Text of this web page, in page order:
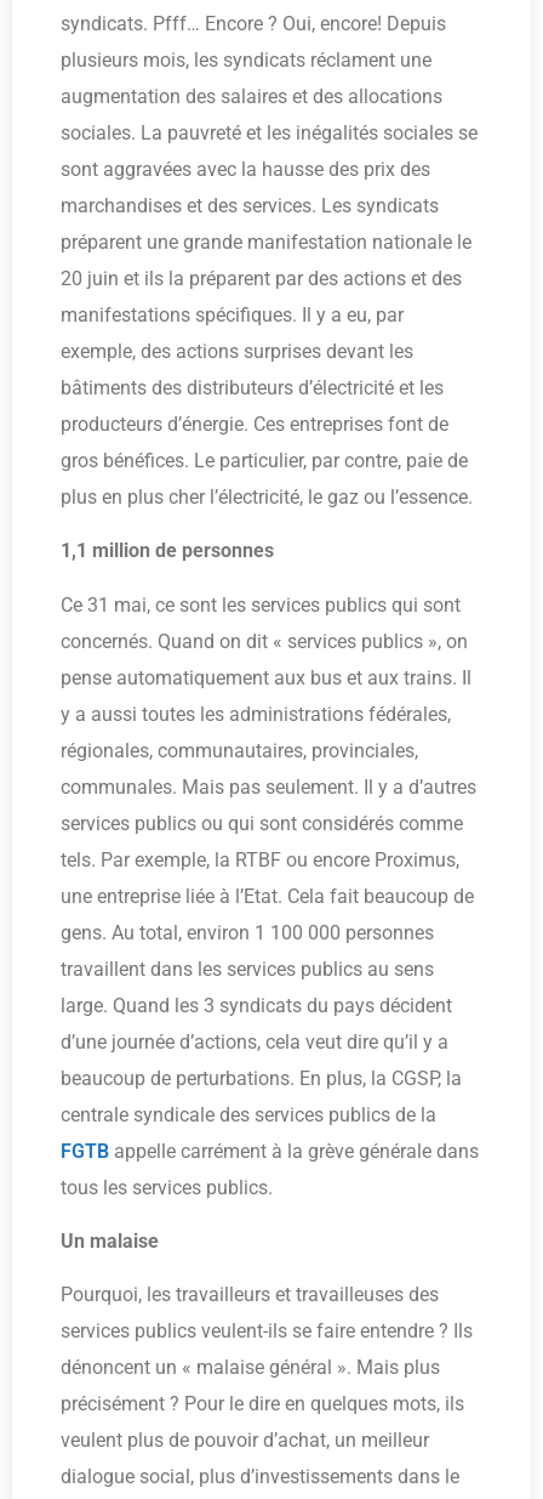
syndicats. Pfff… Encore ? Oui, encore! Depuis
plusieurs mois, les syndicats réclament une
augmentation des salaires et des allocations
sociales. La pauvreté et les inégalités sociales se
sont aggravées avec la hausse des prix des
marchandises et des services. Les syndicats
préparent une grande manifestation nationale le
20 juin et ils la préparent par des actions et des
manifestations spécifiques. Il y a eu, par
exemple, des actions surprises devant les
bâtiments des distributeurs d’électricité et les
producteurs d’énergie. Ces entreprises font de
gros bénéfices. Le particulier, par contre, paie de
plus en plus cher l’électricité, le gaz ou l’essence.
1,1 million de personnes
Ce 31 mai, ce sont les services publics qui sont
concernés. Quand on dit « services publics », on
pense automatiquement aux bus et aux trains. Il
y a aussi toutes les administrations fédérales,
régionales, communautaires, provinciales,
communales. Mais pas seulement. Il y a d’autres
services publics ou qui sont considérés comme
tels. Par exemple, la RTBF ou encore Proximus,
une entreprise liée à l’Etat. Cela fait beaucoup de
gens. Au total, environ 1 100 000 personnes
travaillent dans les services publics au sens
large. Quand les 3 syndicats du pays décident
d’une journée d’actions, cela veut dire qu’il y a
beaucoup de perturbations. En plus, la CGSP, la
centrale syndicale des services publics de la
FGTB appelle carrément à la grève générale dans
tous les services publics.
Un malaise
Pourquoi, les travailleurs et travailleuses des
services publics veulent-ils se faire entendre ? Ils
dénoncent un « malaise général ». Mais plus
précisément ? Pour le dire en quelques mots, ils
veulent plus de pouvoir d’achat, un meilleur
dialogue social, plus d’investissements dans le